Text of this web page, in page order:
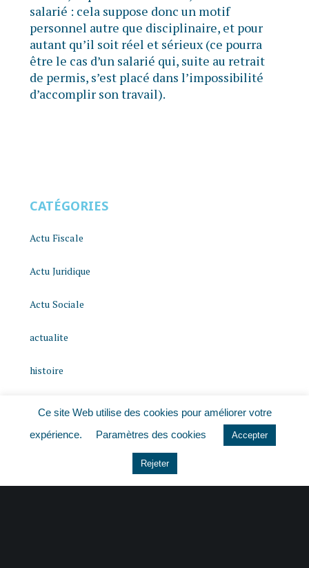
salarié : cela suppose donc un motif
personnel autre que disciplinaire, et pour
autant qu’il soit réel et sérieux (ce pourra
être le cas d’un salarié qui, suite au retrait
de permis, s’est placé dans l’impossibilité
d’accomplir son travail).
CATÉGORIES
Actu Fiscale
Actu Juridique
Actu Sociale
actualite
histoire
Non classé
Ce site Web utilise des cookies pour améliorer votre
expérience.
Paramètres des cookies Accepter
Rejeter